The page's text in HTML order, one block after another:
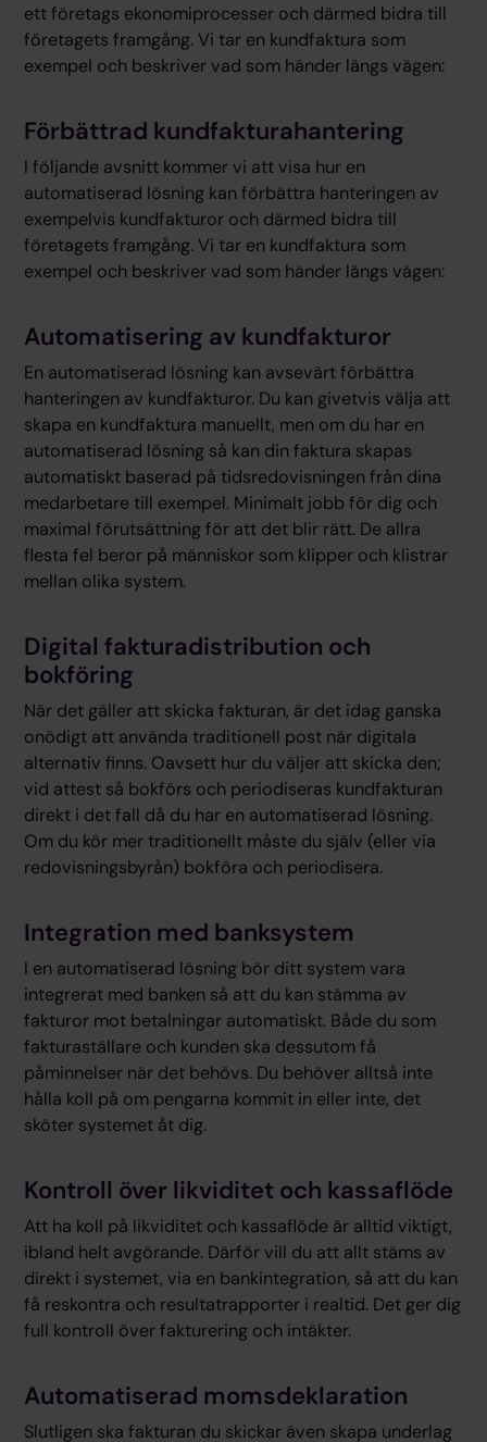
ett företags ekonomiprocesser och därmed bidra till
företagets framgång. Vi tar en kundfaktura som
exempel och beskriver vad som händer längs vägen:
Förbättrad kundfakturahantering
I följande avsnitt kommer vi att visa hur en
automatiserad lösning kan förbättra hanteringen av
exempelvis kundfakturor och därmed bidra till
företagets framgång. Vi tar en kundfaktura som
exempel och beskriver vad som händer längs vägen:
Automatisering av kundfakturor
En automatiserad lösning kan avsevärt förbättra
hanteringen av kundfakturor. Du kan givetvis välja att
skapa en kundfaktura manuellt, men om du har en
automatiserad lösning så kan din faktura skapas
automatiskt baserad på tidsredovisningen från dina
medarbetare till exempel. Minimalt jobb för dig och
maximal förutsättning för att det blir rätt. De allra
flesta fel beror på människor som klipper och klistrar
mellan olika system.
Digital fakturadistribution och
bokföring
När det gäller att skicka fakturan, är det idag ganska
onödigt att använda traditionell post när digitala
alternativ finns. Oavsett hur du väljer att skicka den;
vid attest så bokförs och periodiseras kundfakturan
direkt i det fall då du har en automatiserad lösning.
Om du kör mer traditionellt måste du själv (eller via
redovisningsbyrån) bokföra och periodisera.
Integration med banksystem
I en automatiserad lösning bör ditt system vara
integrerat med banken så att du kan stämma av
fakturor mot betalningar automatiskt. Både du som
fakturaställare och kunden ska dessutom få
påminnelser när det behövs. Du behöver alltså inte
hålla koll på om pengarna kommit in eller inte, det
sköter systemet åt dig.
Kontroll över likviditet och kassaflöde
Att ha koll på likviditet och kassaflöde är alltid viktigt,
ibland helt avgörande. Därför vill du att allt stäms av
direkt i systemet, via en bankintegration, så att du kan
få reskontra och resultatrapporter i realtid. Det ger dig
full kontroll över fakturering och intäkter.
Automatiserad momsdeklaration
Slutligen ska fakturan du skickar även skapa underlag